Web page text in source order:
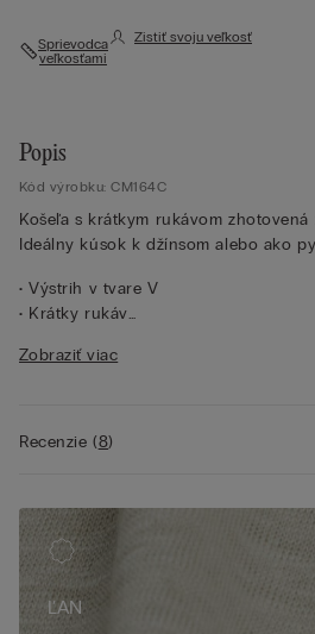
Sprievodca
veľkosťami
Zistiť svoju veľkosť
Popis
Kód výrobku: CM164C
Košeľa s krátkym rukávom
Ideálny kúsok k džínsom alebo ako
• Výstrih v tvare V
• Krátky rukáv
• Klasický strih
Zobraziť viac
Recenzie(8)
ĽAN